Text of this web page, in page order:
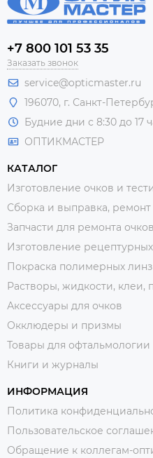
+7 800 101 53 35
Заказать звонок
service@opticmaster.ru
196070, г. Санкт-
Будние дни с 8:30 до 17
ОПТИКМАСТЕР
КАТАЛОГ
Изготовление очков и
Сборка и выправка,
Запчасти для ремонта очков
Изготовление
Покраска полимерных линз
Растворы, жидкости, клеи,
Аксессуары для очков
Окклюдеры и призмы
Товары для офтальмологии
Книги и журналы
ИНФОРМАЦИЯ
Политика
Пользовательское
Обращение к коллегам-